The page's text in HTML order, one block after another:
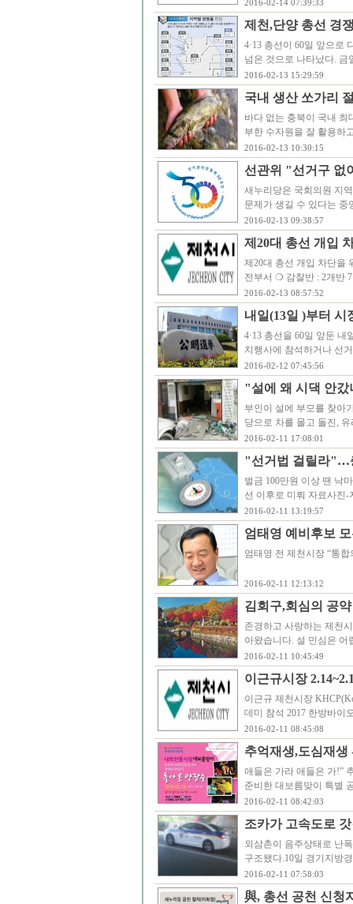
2016-02-14 07:39:33
제천,단양 총선 경
4·13 총선이 60일 앞으로
넘은 것으로 나타났다.
2016-02-13 15:29:59
국내 생산 쏘가리
바다 없는 충북이 국내 최
부한 수자원을 잘 활용하
2016-02-13 10:30:15
선관위 "선거구
새누리당은 국회의원 지
문제가 생길 수 있다는
2016-02-13 09:38:57
제20대 총선 개입
제20대 총선 개입 차단을
전부서 ❍ 감찰반 : 2개반
2016-02-13 08:57:52
내일(13일 )부터
4·13 총선을 60일 앞둔
치행사에 참석하거나 선
2016-02-12 07:45:56
"설에 왜 시댁 안
부인이 설에 부모를 찾아
당으로 차를 몰고 돌진,
2016-02-11 17:08:01
"선거법 걸릴라"…
벌금 100만원 이상 땐 낙
선 이후로 미뤄 자료사진
2016-02-11 13:19:57
엄태영 예비후보
엄태영 전 제천시장 “ 통
2016-02-11 12:13:12
김회구,회심의 공
존경하고 사랑하는 제천
아왔습니다. 설 민심은
2016-02-11 10:45:49
이근규시장
이근규 제천시장
데미 참석 2017 한방바이
2016-02-11 08:45:08
추억재생,도심재
애들은 가라 애들은 가!”
준비한 대보름맞이 특별
2016-02-11 08:42:03
조카가 고속도로
외삼촌이 음주상태로 난
구조됐다.10일 경기지방
2016-02-11 07:58:03
與, 총선 공천 신청